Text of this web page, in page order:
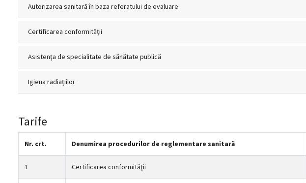
Autorizarea sanitară în baza referatului de evaluare
Certificarea conformității
Asistenţa de specialitate de sănătate publică
Igiena radiațiilor
Tarife
Nr. crt. Denumirea procedurilor de reglementare sanitară
1 Certificarea conformităţii